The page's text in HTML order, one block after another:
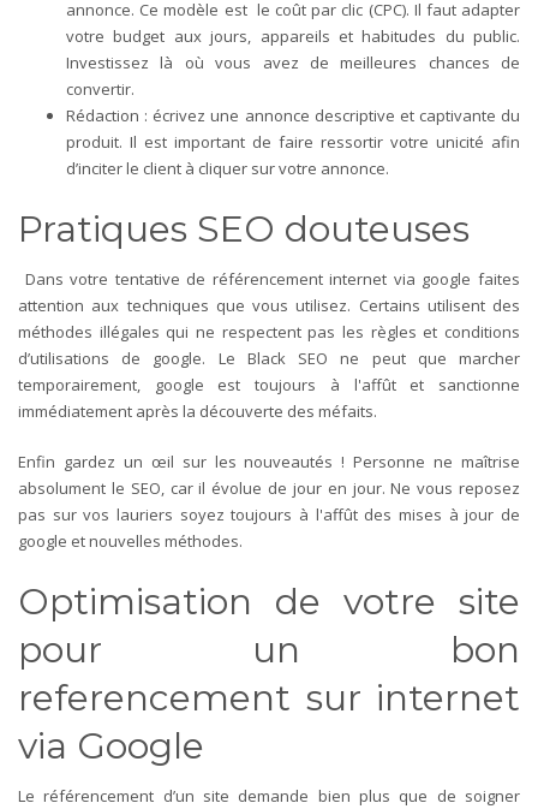
annonce. Ce modèle est le coût par clic (CPC). Il faut adapter
votre budget aux jours, appareils et habitudes du public.
Investissez là où vous avez de meilleures chances de
convertir.
Rédaction : écrivez une annonce descriptive et captivante du
produit. Il est important de faire ressortir votre unicité afin
d’inciter le client à cliquer sur votre annonce.
Pratiques SEO douteuses
Dans votre tentative de référencement internet via google faites
attention aux techniques que vous utilisez. Certains utilisent des
méthodes illégales qui ne respectent pas les règles et conditions
d’utilisations de google. Le Black SEO ne peut que marcher
temporairement, google est toujours à l'affût et sanctionne
immédiatement après la découverte des méfaits.
Enfin gardez un œil sur les nouveautés ! Personne ne maîtrise
absolument le SEO, car il évolue de jour en jour. Ne vous reposez
pas sur vos lauriers soyez toujours à l'affût des mises à jour de
google et nouvelles méthodes.
Optimisation de votre site
pour un bon
referencement sur internet
via Google
Le référencement d’un site demande bien plus que de soigner